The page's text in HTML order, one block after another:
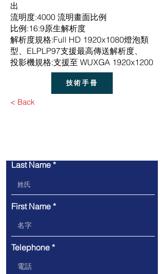
出
流明度:4000 流明畫面比例
比例:16:9原生解析度
解析度規格:Full HD 1920x1080燈泡類
型、ELPLP97支援最高傳送解析度、
投影機規格:支援至 WUXGA 1920x1200
技術手冊
< Back
Last Name
First Name
Telephone